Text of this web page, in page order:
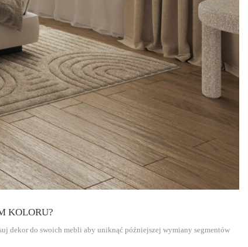
KOLORU?
dekor do swoich mebli aby uniknąć późniejszej wymiany segmentów